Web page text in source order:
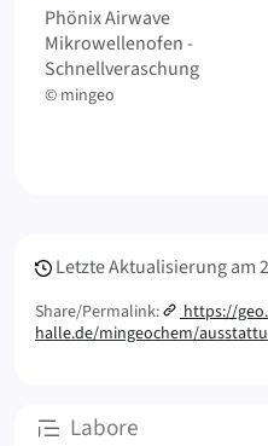
‍Phönix ‍Airwave
‍Mikrowellenofen ‍-
‍Schnellveraschung
© mingeo
LaboreUnterseiten
Letzte Aktualisierung am
Share/Permalink:
https://
halle.de/mingeochem/